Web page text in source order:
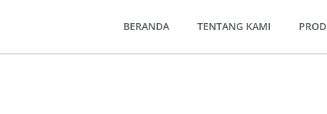
BERANDA TENTANG KAMI